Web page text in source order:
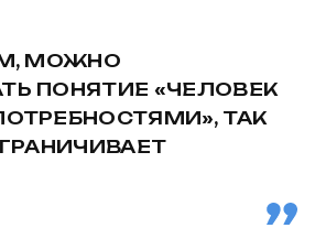
МОЖНО
ПОНЯТИЕ «ЧЕЛОВЕК
ТАК